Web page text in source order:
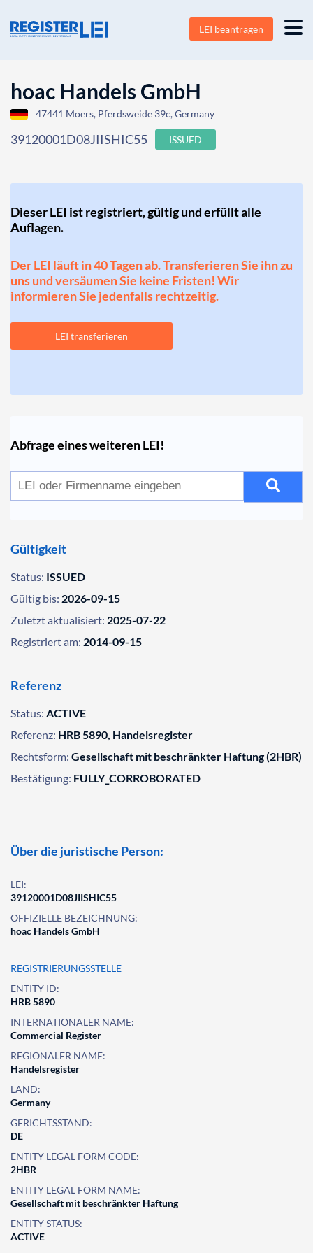
LEI beantragen
hoac Handels GmbH
47441 Moers, Pferdsweide 39c, Germany
39120001D08JIISHIC55 ISSUED
Dieser LEI ist registriert, gültig und erfüllt alle
Auflagen.
Der LEI läuft in 40 Tagen ab. Transferieren Sie ihn zu
uns und versäumen Sie keine Fristen! Wir
informieren Sie jedenfalls rechtzeitig.
LEI transferieren
Abfrage eines weiteren LEI!
Gültigkeit
Status: ISSUED
Gültig bis: 2026-09-15
Zuletzt aktualisiert: 2025-07-22
Registriert am: 2014-09-15
Referenz
Status: ACTIVE
Referenz: HRB 5890, Handelsregister
Rechtsform: Gesellschaft mit beschränkter Haftung (2HBR)
Bestätigung: FULLY_CORROBORATED
Über die juristische Person:
LEI:
39120001D08JIISHIC55
OFFIZIELLE BEZEICHNUNG:
hoac Handels GmbH
REGISTRIERUNGSSTELLE
ENTITY ID:
HRB 5890
INTERNATIONALER NAME:
Commercial Register
REGIONALER NAME:
Handelsregister
LAND:
Germany
GERICHTSSTAND:
DE
ENTITY LEGAL FORM CODE:
2HBR
ENTITY LEGAL FORM NAME:
Gesellschaft mit beschränkter Haftung
ENTITY STATUS:
ACTIVE